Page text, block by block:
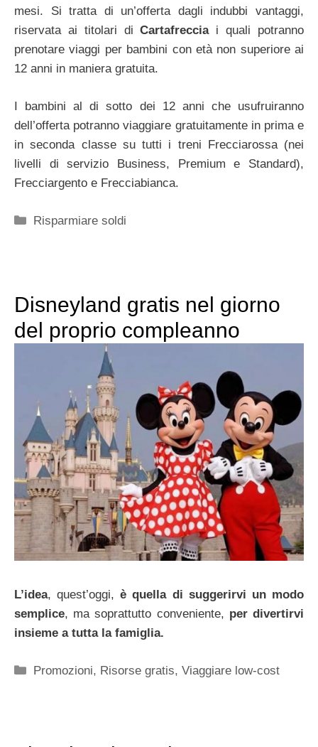
mesi. Si tratta di un’offerta dagli indubbi vantaggi,
riservata ai titolari diCartafrecciai quali potranno
prenotare viaggi per bambini con età non superiore ai
12 anni in maniera gratuita.
I bambini al di sotto dei 12 anni che usufruiranno
dell’offerta potranno viaggiare gratuitamente in prima e
in seconda classe su tutti i treni Frecciarossa (nei
livelli di servizio Business, Premium e Standard),
Frecciargento e Frecciabianca.
Categorie
Risparmiare soldi
Disneyland gratis nel giorno
del proprio compleanno
L’idea, quest’oggi,è quella di suggerirvi un modo
semplice, ma soprattutto conveniente, per divertirvi
insieme a tutta la famiglia.
Categorie
Promozioni, Risorse gratis,Viaggiare low-cost